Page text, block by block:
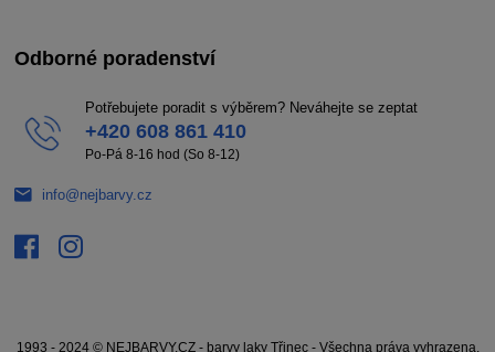
Odborné poradenství
Potřebujete poradit s výběrem? Neváhejte se zeptat
+420 608 861 410
Po-Pá 8-16 hod (So 8-12)
info@nejbarvy.cz
1993 - 2024 © NEJBARVY.CZ - barvy laky Třinec - Všechna práva vyhrazena.